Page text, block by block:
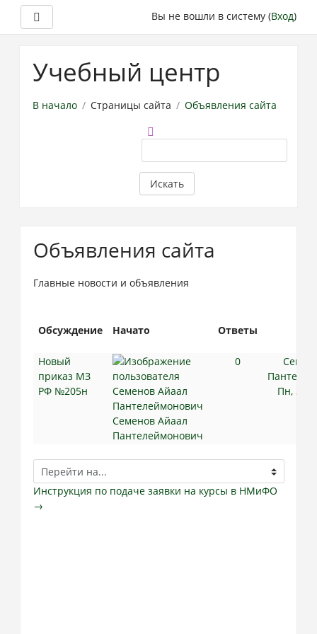
основному
Вы не вошли в систему (Вход)
Учебный центр
В начало Страницы сайта
Объявления сайта
форумам
Искать
Объявления сайта
Главные новости и объявления
Обсуждение Начато Ответы
Новый
приказ МЗ
РФ №205н
Семенов Айаал
Пантелеймонович
0
Пн, 31
Перейти
на...
Инструкция по подаче заявки на курсы в НМиФО
→